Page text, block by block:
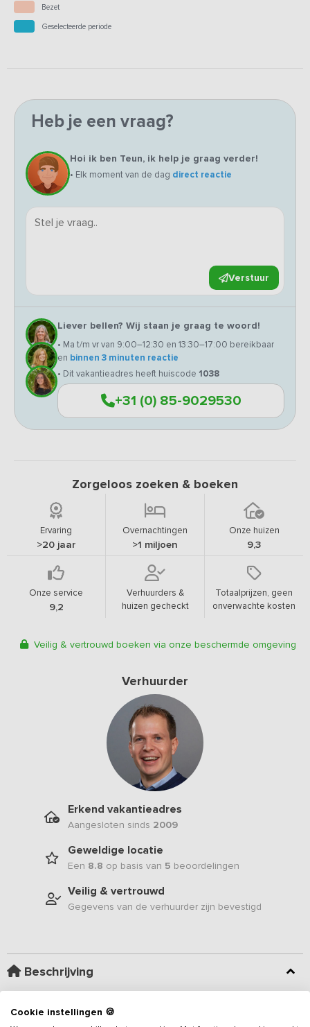
Bezet
Geselecteerde periode
Heb je een vraag?
Hoi ik ben Teun, ik help je graag verder!
• Elk moment van de dag direct reactie
Verstuur
Liever bellen? Wij staan je graag te woord!
• Ma t/m vr van 9:00–12:30 en 13:30–17:00 bereikbaar
en binnen 3 minuten reactie
• Dit vakantieadres heeft huiscode 1038
+31 (0) 85-9029530
Zorgeloos zoeken & boeken
Ervaring
>20 jaar
Overnachtingen
>1 miljoen
Onze huizen
9,3
Onze service
9,2
Verhuurders &
huizen gecheckt
Totaalprijzen, geen
onverwachte kosten
Veilig & vertrouwd boeken via onze beschermde omgeving
Verhuurder
Erkend vakantieadres
Aangesloten sinds 2009
Geweldige locatie
Een 8.8 op basis van 5 beoordelingen
Veilig & vertrouwd
Gegevens van de verhuurder zijn bevestigd
Beschrijving
De bijzonder ruime opzet met plaats voor groepen van 50 tot 150
personen maakt van deze groepsaccommodatie een echte
Cookie instellingen 🍪